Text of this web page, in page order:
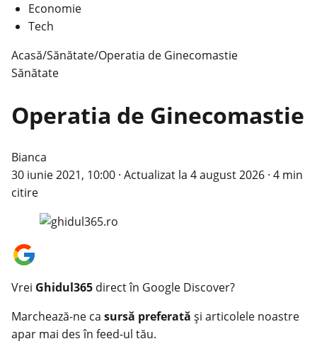
Economie
Tech
Acasă/Sănătate/Operatia de Ginecomastie
Sănătate
Operatia de Ginecomastie
Bianca
30 iunie 2021, 10:00 · Actualizat la 4 august 2026 · 4 min
citire
Vrei Ghidul365 direct în Google Discover?
Marchează-ne ca sursă preferată și articolele noastre
apar mai des în feed-ul tău.